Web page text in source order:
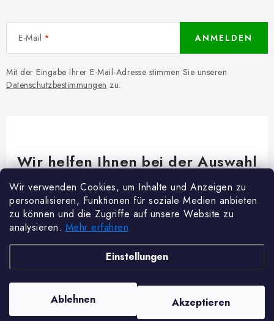
Wir verwenden Cookies, um Inhalte und Anzeigen zu
personalisieren, Funktionen für soziale Medien anbieten
zu können und die Zugriffe auf unsere Website zu
analysieren. Mehr erfahren
Einstellungen
Ablehnen Akzeptieren
E-Mail
Mit der Eingabe Ihrer E-Mail-Adresse stimmen Sie unseren
Datenschutzbestimmungen zu.
ANMELDEN
Wir helfen Ihnen bei der Auswahl
Brauchen Sie Rat bei etwas? Wir sind für dich da!
Kundenservice@woodycrafts.de
+49 211 8694 2501 (Mo-Fr 8:00-16:00)
Erstellt von Shoptet Premium
. Alle Rechte vorbehalten.Cookie-Einstellungen